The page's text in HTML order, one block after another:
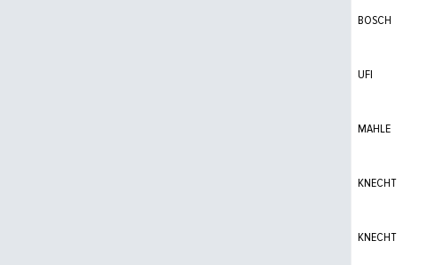
BOSCH
UFI
MAHLE
KNECHT
KNECHT